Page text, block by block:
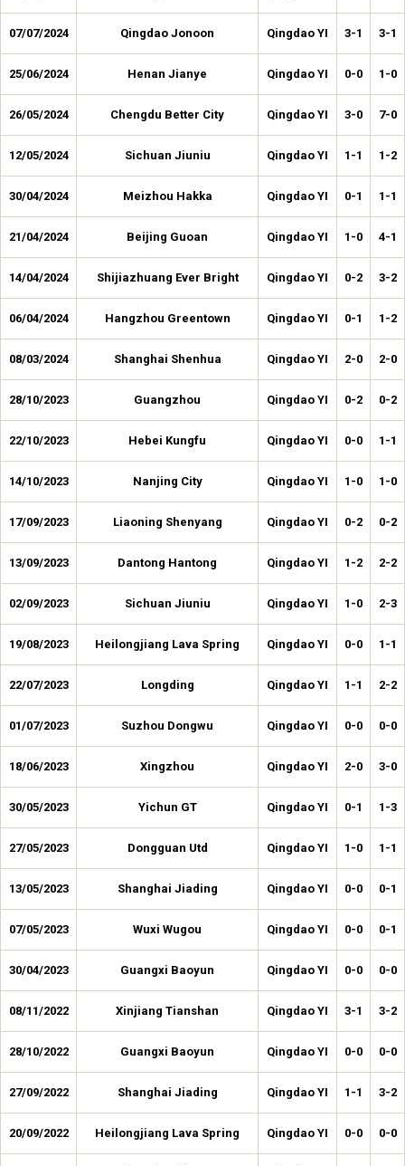
07/07/2024 Qingdao Jonoon Qingdao YI 3-1 3-1
25/06/2024 Henan Jianye Qingdao YI 0-0 1-0
26/05/2024 Chengdu Better City Qingdao YI 3-0 7-0
12/05/2024 Sichuan Jiuniu Qingdao YI 1-1 1-2
30/04/2024 Meizhou Hakka Qingdao YI 0-1 1-1
21/04/2024 Beijing Guoan Qingdao YI 1-0 4-1
14/04/2024 Shijiazhuang Ever Bright Qingdao YI 0-2 3-2
06/04/2024 Hangzhou Greentown Qingdao YI 0-1 1-2
08/03/2024 Shanghai Shenhua Qingdao YI 2-0 2-0
28/10/2023 Guangzhou Qingdao YI 0-2 0-2
22/10/2023 Hebei Kungfu Qingdao YI 0-0 1-1
14/10/2023 Nanjing City Qingdao YI 1-0 1-0
17/09/2023 Liaoning Shenyang Qingdao YI 0-2 0-2
13/09/2023 Dantong Hantong Qingdao YI 1-2 2-2
02/09/2023 Sichuan Jiuniu Qingdao YI 1-0 2-3
19/08/2023 Heilongjiang Lava Spring Qingdao YI 0-0 1-1
22/07/2023 Longding Qingdao YI 1-1 2-2
01/07/2023 Suzhou Dongwu Qingdao YI 0-0 0-0
18/06/2023 Xingzhou Qingdao YI 2-0 3-0
30/05/2023 Yichun GT Qingdao YI 0-1 1-3
27/05/2023 Dongguan Utd Qingdao YI 1-0 1-1
13/05/2023 Shanghai Jiading Qingdao YI 0-0 0-1
07/05/2023 Wuxi Wugou Qingdao YI 0-0 0-1
30/04/2023 Guangxi Baoyun Qingdao YI 0-0 0-0
08/11/2022 Xinjiang Tianshan Qingdao YI 3-1 3-2
28/10/2022 Guangxi Baoyun Qingdao YI 0-0 0-0
27/09/2022 Shanghai Jiading Qingdao YI 1-1 3-2
20/09/2022 Heilongjiang Lava Spring Qingdao YI 0-0 0-0